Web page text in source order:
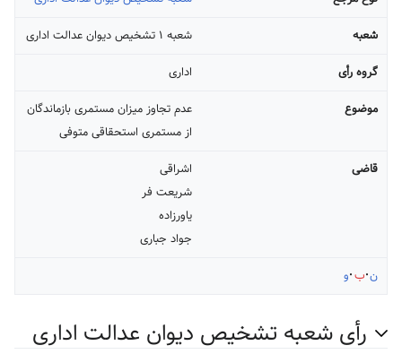
شعبه
شعبه ۱ تشخیص دیوان عدالت اداری
گروه رأی
اداری
موضوع
عدم تجاوز میزان مستمری بازماندگان
از مستمری استحقاقی متوفی
قاضی
اشراقی
شریعت فر
یاورزاده
جواد جباری
ن ب و
رأی شعبه تشخیص دیوان عدالت اداری